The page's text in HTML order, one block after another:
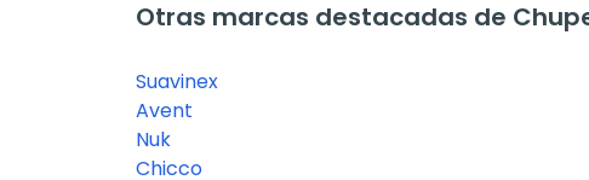
Otras marcas destacadas de
Suavinex
Avent
Nuk
Chicco